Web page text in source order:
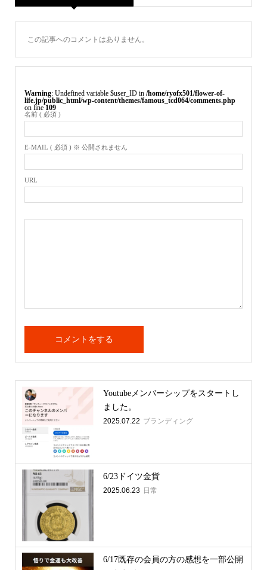
この記事へのコメントはありません。
Warning : Undefined variable $user_ID in /home/ryofx501/flower-of-
life.jp/public_html/wp-content/themes/famous_tcd064/comments.php
on line 109
名前 ( 必須 )
E-MAIL ( 必須 ) ※ 公開されません
URL
Youtubeメンバーシップをスタートし
ました。
2025.07.22 ブランディング
6/23ドイツ金貨
2025.06.23 日常
6/17既存の会員の方の感想を一部公開